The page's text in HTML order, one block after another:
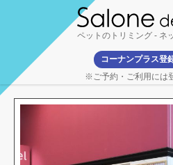
ペットのトリミング - ネ
コーナンプラス登
※ご予約・ご利用には